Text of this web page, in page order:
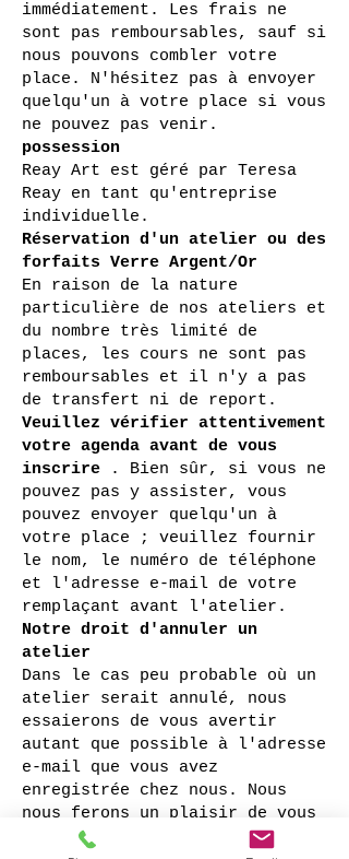
immédiatement. Les frais ne
sont pas remboursables, sauf si
nous pouvons combler votre
place. N'hésitez pas à envoyer
quelqu'un à votre place si vous
ne pouvez pas venir.
possession
Reay Art est géré par Teresa
Reay en tant qu'entreprise
individuelle.
Réservation d'un atelier ou des
forfaits Verre Argent/Or
En raison de la nature
particulière de nos ateliers et
du nombre très limité de
places, les cours ne sont pas
remboursables et il n'y a pas
de transfert ni de report.
Veuillez vérifier attentivement
votre agenda avant de vous
inscrire . Bien sûr, si vous ne
pouvez pas y assister, vous
pouvez envoyer quelqu'un à
votre place ; veuillez fournir
le nom, le numéro de téléphone
et l'adresse e-mail de votre
remplaçant avant l'atelier.
Notre droit d'annuler un
atelier
Dans le cas peu probable où un
atelier serait annulé, nous
essaierons de vous avertir
autant que possible à l'adresse
e-mail que vous avez
enregistrée chez nous. Nous
nous ferons un plaisir de vous
rembourser vos frais de